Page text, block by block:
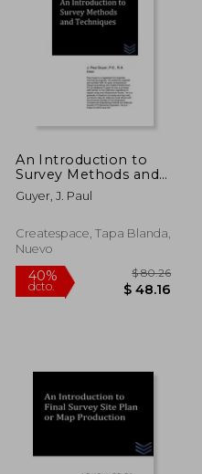
dcto.
An Introduction to
Survey Methods and
Techniques (en
Inglés)
Guyer, J. Paul
Createspace, Tapa Blanda,
Nuevo